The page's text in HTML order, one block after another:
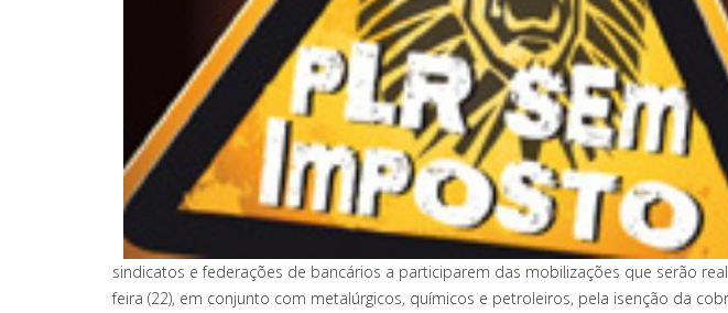
sindicatos e federações de bancários a participarem das mobilizações que serão
feira (22), em conjunto com metalúrgicos, químicos e petroleiros, pela isenção da